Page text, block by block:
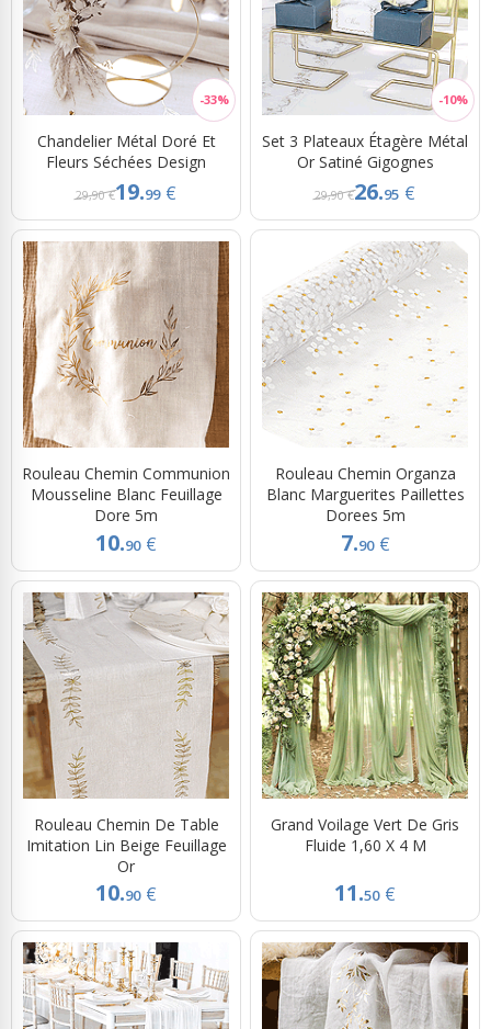
Chandelier Métal Doré Et
Fleurs Séchées Design
29,90 €19.99 €
Set 3 Plateaux Étagère Métal
Or Satiné Gigognes
29,90 €26.95 €
Rouleau Chemin Communion
Mousseline Blanc Feuillage
Dore 5m
10.90 €
Rouleau Chemin Organza
Blanc Marguerites Paillettes
Dorees 5m
7.90 €
Rouleau Chemin De Table
Imitation Lin Beige Feuillage
Or
10.90 €
Grand Voilage Vert De Gris
Fluide 1,60 X 4 M
11.50 €